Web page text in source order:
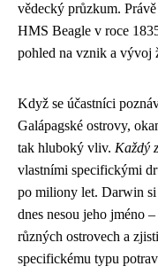
vědecký průzkum.
HMS Beagle v roce
pohled na vznik a vývoj
Když se účastníci
Galápagské ostrovy,
tak hluboký vliv. Každý
vlastními specifickými
po miliony let. Darwin si
dnes nesou jeho jméno
různých ostrovech a
specifickému typu